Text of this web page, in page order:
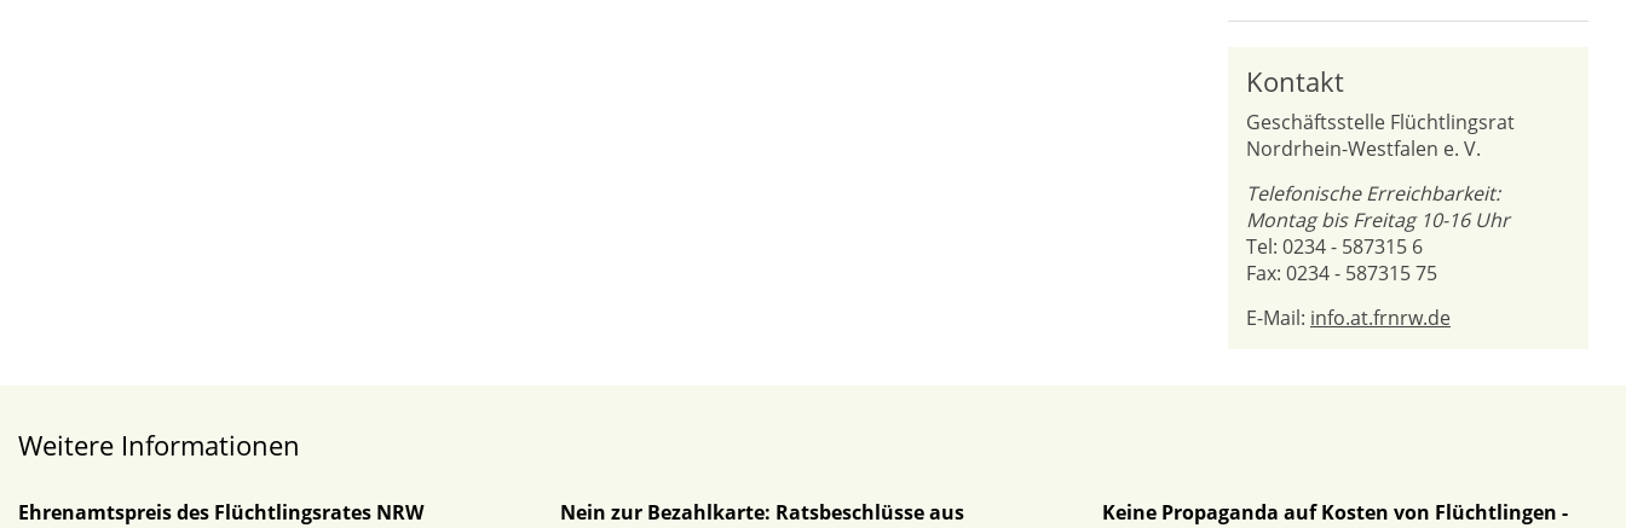
Kontakt
Geschäftsstelle Flüchtlingsrat
Nordrhein-Westfalen e. V.
Telefonische Erreichbarkeit:
Montag bis Freitag 10-16 Uhr
Tel: 0234 - 587315 6
Fax: 0234 - 587315 75
E-Mail: info.at.frnrw.de
Weitere Informationen
Ehrenamtspreis des Flüchtlingsrates NRW
Nein zur Bezahlkarte: Ratsbeschlüsse aus
Keine Propaganda auf Kosten von Flüchtlingen -